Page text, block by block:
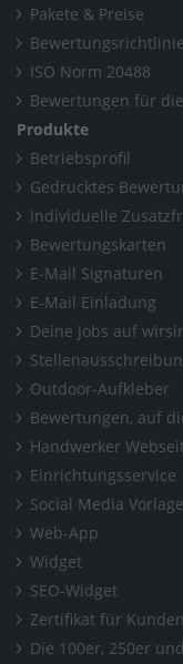
Pakete & Preise
ISO Norm 20488
Bewertungen für
Produkte
Betriebsprofil
Gedrucktes
Individuelle
Bewertungskarten
E-Mail Signaturen
E-Mail Einladung
Deine Jobs auf
Outdoor-Aufkleber
Bewertungen, auf
Handwerker
Einrichtungsservice
Social Media Vorlage
Web-App
Widget
SEO-Widget
Zertifikat für
Die 100er, 250er